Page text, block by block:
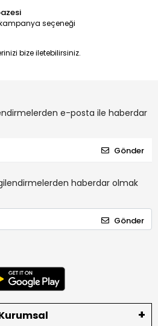
seçeneği
bize iletebilirsiniz.
e-posta ile haberdar
Gönder
haberdar olmak
Gönder